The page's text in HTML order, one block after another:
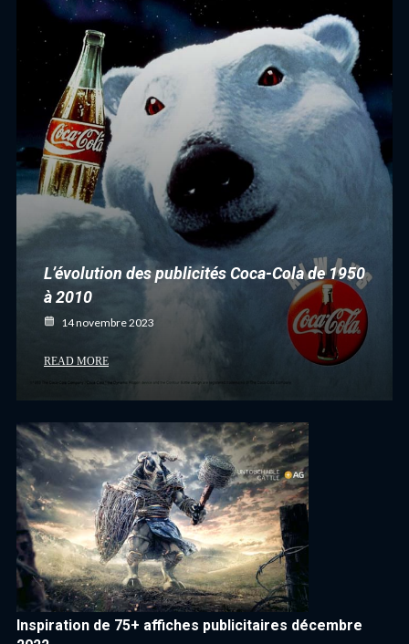
L’évolution des publicités Coca-Cola de 1950
à 2010
14 novembre 2023
READ MORE
Inspiration de 75+ affiches publicitaires décembre